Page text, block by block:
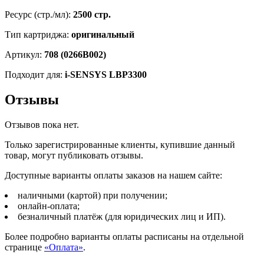
Ресурс (стр./мл): 2500 стр.
Тип картриджа: оригинальный
Артикул: 708 (0266B002)
Подходит для: i-SENSYS LBP3300
Отзывы
Отзывов пока нет.
Только зарегистрированные клиенты, купившие данный
товар, могут публиковать отзывы.
Доступные варианты оплаты заказов на нашем сайте:
наличными (картой) при получении;
онлайн-оплата;
безналичный платёж (для юридических лиц и ИП).
Более подробно варианты оплаты расписаны на отдельной
странице «Оплата».